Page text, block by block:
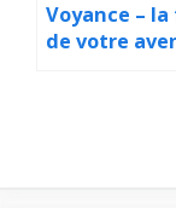
Voyance –
de votre